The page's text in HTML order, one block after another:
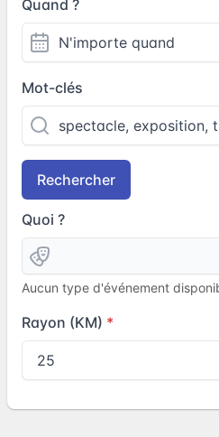
Quand ?
Mot-clés
Rechercher
Quoi ?
Aucun type d'événement
Rayon (KM)